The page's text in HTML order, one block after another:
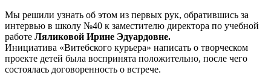
Мы решили узнать об этом из первых рук, обратившись за
интервью в школу №40 к заместителю директора по учебной
работе Ляликовой Ирине Эдуардовне.
Инициатива «Витебского курьера» написать о творческом
проекте детей была воспринята положительно, после чего
состоялась договоренность о встрече.